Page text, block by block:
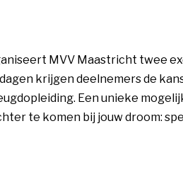
MVV Maastricht twee
krijgen deelnemers de
Een unieke
te komen bij jouw droom: